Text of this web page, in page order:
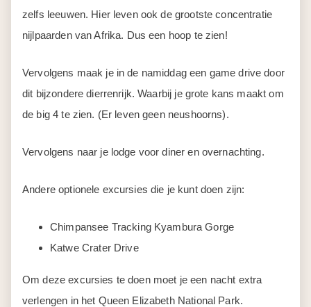
zelfs leeuwen. Hier leven ook de grootste concentratie
nijlpaarden van Afrika. Dus een hoop te zien!
Vervolgens maak je in de namiddag een game drive door
dit bijzondere dierrenrijk. Waarbij je grote kans maakt om
de big 4 te zien. (Er leven geen neushoorns).
Vervolgens naar je lodge voor diner en overnachting.
Andere optionele excursies die je kunt doen zijn:
Chimpansee Tracking Kyambura Gorge
Katwe Crater Drive
Om deze excursies te doen moet je een nacht extra
verlengen in het Queen Elizabeth National Park.